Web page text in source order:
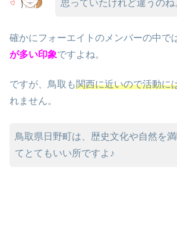
思っていたけれど違うのね
確かにフォーエイトのメンバーの中で
が多い印象ですよね。
ですが、鳥取も関西に近いので活動に
れません。
鳥取県日野町は、歴史文化や自然を
てとてもいい所ですよ♪